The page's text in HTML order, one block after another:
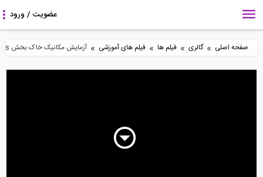
صفحه اصلی » گالری » فیلم ها » فیلم های آموزشی » آزمایش مکانیک خاک بخش Analysis of Grain Size Distribution-Grain Size Analysis
نحوه دانلود و نصب نرم